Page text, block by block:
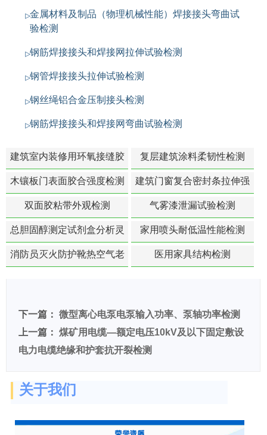
金属材料及制品（物理机械性能）焊接接头弯曲试
验检测
钢筋焊接接头和焊接网拉伸试验检测
钢管焊接接头拉伸试验检测
钢丝绳铝合金压制接头检测
钢筋焊接接头和焊接网弯曲试验检测
建筑室内装修用环氧接缝胶
苯含量检测
复层建筑涂料柔韧性检测
木镶板门表面胶合强度检测
建筑门窗复合密封条拉伸强
度-硬质塑料材料检测
双面胶粘带外观检测 气雾漆泄漏试验检测
总胆固醇测定试剂盒分析灵
敏度检测
家用喷头耐低温性能检测
消防员灭火防护靴热空气老
医用家具结构检测
下一篇： 微型离心电泵电泵输入功率、泵轴功率检测
上一篇： 煤矿用电缆—额定电压10kV及以下固定敷设
电力电缆绝缘和护套抗开裂检测
关于我们